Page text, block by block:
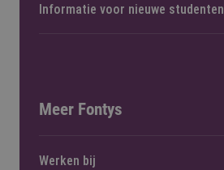
Informatie voor nieuwe studenten
Meer Fontys
Werken bij